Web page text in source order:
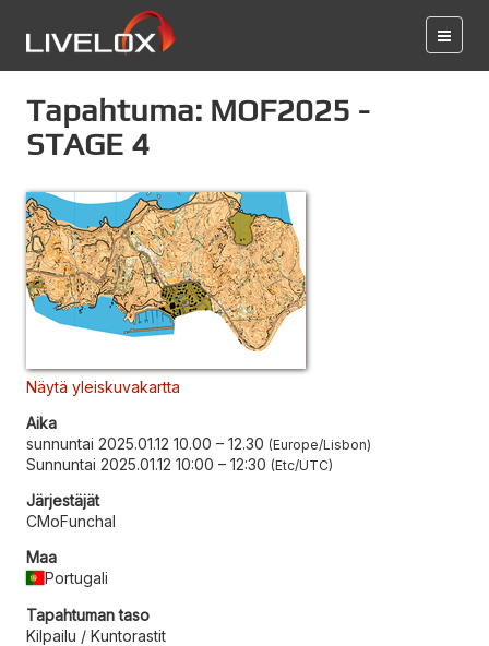
Tapahtuma: MOF2025 -
STAGE 4
Näytä yleiskuvakartta
Aika
sunnuntai 2025.01.12 10.00 – 12.30 Europe/Lisbon
Sunnuntai 2025.01.12 10:00 – 12:30 Etc/UTC
Järjestäjät
CMoFunchal
Maa
Portugali
Tapahtuman taso
Kilpailu / Kuntorastit